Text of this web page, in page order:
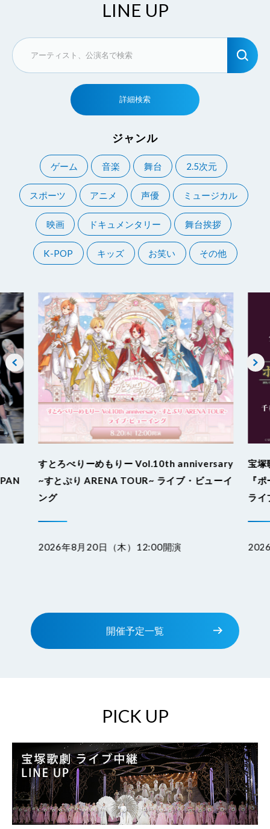
LINE UP
詳細検索
ジャンル
ゲーム 音楽 舞台 2.5次元
スポーツ アニメ 声優 ミュージカル
映画 ドキュメンタリー 舞台挨拶
K-POP キッズ お笑い その他
すとろべりーめもりー Vol.10th anniversary
~すとぷり ARENA TOUR~ ライブ・ビューイ
ング
2026年8月20日（木）12:00開演
宝塚
『
ライ
開催予定一覧
PICK UP